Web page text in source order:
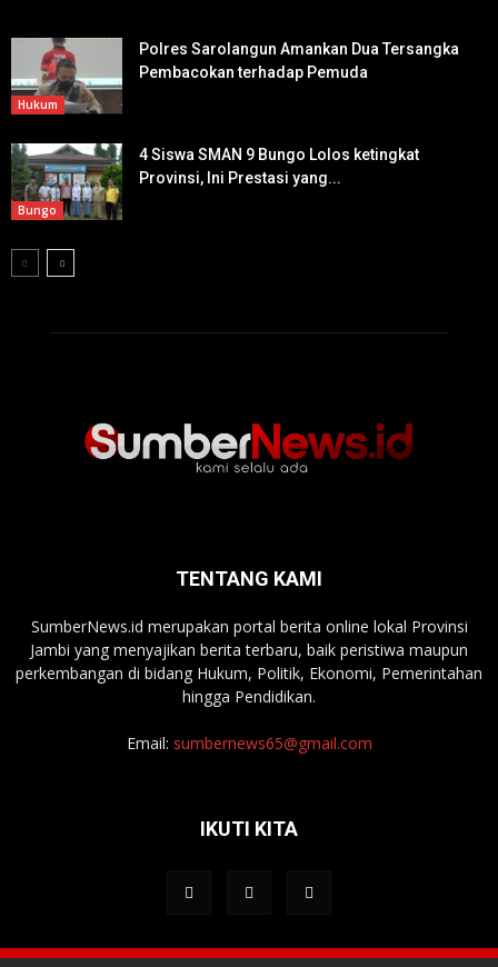
Hukum
Polres Sarolangun Amankan Dua Tersangka
Pembacokan terhadap Pemuda
Bungo
4 Siswa SMAN 9 Bungo Lolos ketingkat
Provinsi, Ini Prestasi yang...
TENTANG KAMI
SumberNews.id merupakan portal berita online lokal Provinsi
Jambi yang menyajikan berita terbaru, baik peristiwa maupun
perkembangan di bidang Hukum, Politik, Ekonomi, Pemerintahan
hingga Pendidikan.
Email: sumbernews65@gmail.com
IKUTI KITA